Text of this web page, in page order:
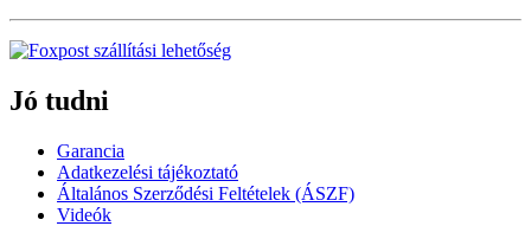
Jó tudni
Garancia
Adatkezelési tájékoztató
Általános Szerződési Feltételek (ÁSZF)
Videók